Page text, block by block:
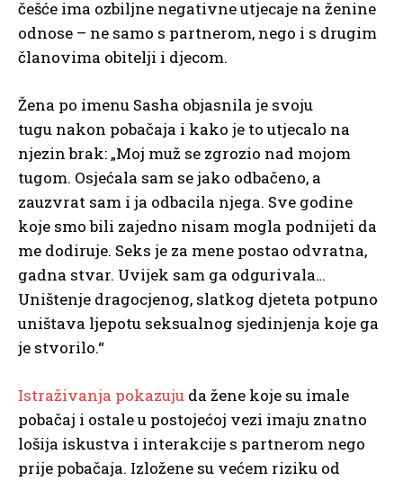
češće ima ozbiljne negativne utjecaje na ženine
odnose – ne samo s partnerom, nego i s drugim
članovima obitelji i djecom.
Žena po imenu Sasha objasnila je svoju
tugu nakon pobačaja i kako je to utjecalo na
njezin brak: „Moj muž se zgrozio nad mojom
tugom. Osjećala sam se jako odbačeno, a
zauzvrat sam i ja odbacila njega. Sve godine
koje smo bili zajedno nisam mogla podnijeti da
me dodiruje. Seks je za mene postao odvratna,
gadna stvar. Uvijek sam ga odgurivala…
Uništenje dragocjenog, slatkog djeteta potpuno
uništava ljepotu seksualnog sjedinjenja koje ga
je stvorilo.“
Istraživanja pokazuju da žene koje su imale
pobačaj i ostale u postojećoj vezi imaju znatno
lošija iskustva i interakcije s partnerom nego
prije pobačaja. Izložene su većem riziku od